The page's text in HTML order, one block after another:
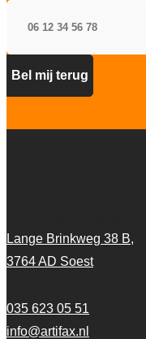
Lange Brinkweg 38 B,
3764 AD Soest
035 623 05 51
info@artifax.nl